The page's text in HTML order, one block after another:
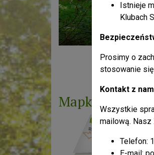
Liczba
Mapka
Istnieje
Klubach
Prosimy o
stosowanie
Kontakt z
Wszystkie
mailową. Nasz
Telefon: